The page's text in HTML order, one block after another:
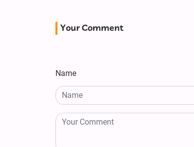
Your Comment
Name